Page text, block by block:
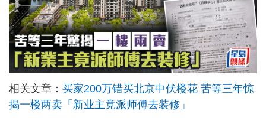
相关文章： 买家200万错买北京中伏楼花 苦等三年惊
揭一楼两卖「新业主竟派师傅去装修」